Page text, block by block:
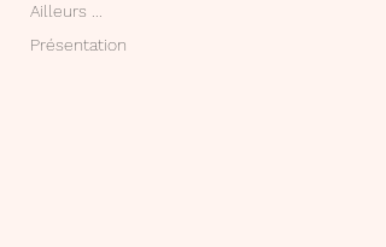
Ailleurs ...
Présentation